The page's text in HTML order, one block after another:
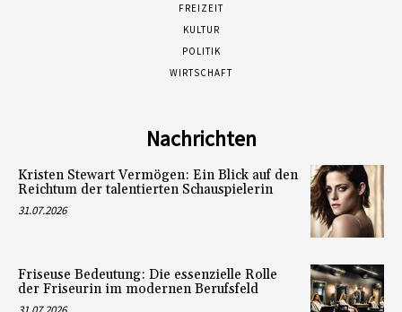
FREIZEIT
KULTUR
POLITIK
WIRTSCHAFT
Nachrichten
Kristen Stewart Vermögen: Ein Blick auf den
Reichtum der talentierten Schauspielerin
31.07.2026
Friseuse Bedeutung: Die essenzielle Rolle
der Friseurin im modernen Berufsfeld